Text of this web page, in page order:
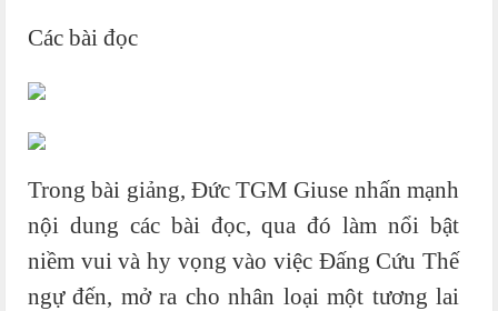
Các bài đọc
Trong bài giảng, Đức TGM Giuse nhấn mạnh
nội dung các bài đọc, qua đó làm nổi bật
niềm vui và hy vọng vào việc Đấng Cứu Thế
ngự đến, mở ra cho nhân loại một tương lai